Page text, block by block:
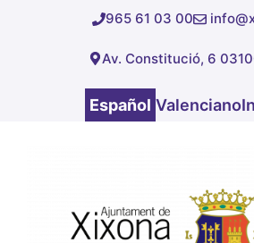
965 61 03 00
Av. Constitució, 6
Español Valenciano